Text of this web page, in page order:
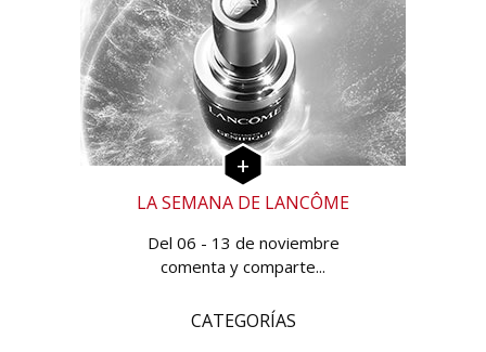
LA SEMANA DE LANCÔME
Del 06 - 13 de noviembre
comenta y comparte...
CATEGORÍAS